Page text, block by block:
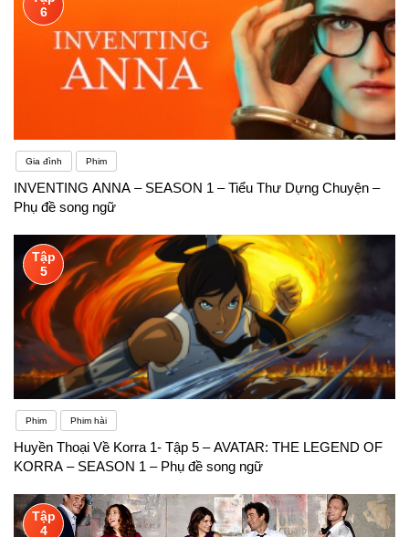
6
Gia đình Phim
INVENTING ANNA – SEASON 1 – Tiểu Thư Dựng Chuyện –
Phụ đề song ngữ
Tập
5
Phim Phim hài
Huyền Thoại Về Korra 1- Tập 5 – AVATAR: THE LEGEND OF
KORRA – SEASON 1 – Phụ đề song ngữ
Tập
4